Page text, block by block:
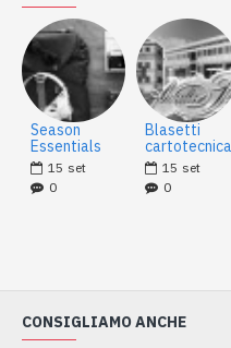
Season
Essentials
15 set
0
Blasetti
cartotecnica
15 set
0
CONSIGLIAMO ANCHE